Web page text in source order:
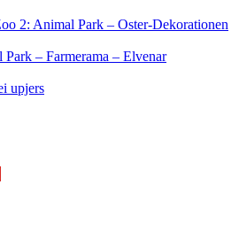
2: Animal Park – Oster-Dekorationen
– Farmerama – Elvenar
upjers